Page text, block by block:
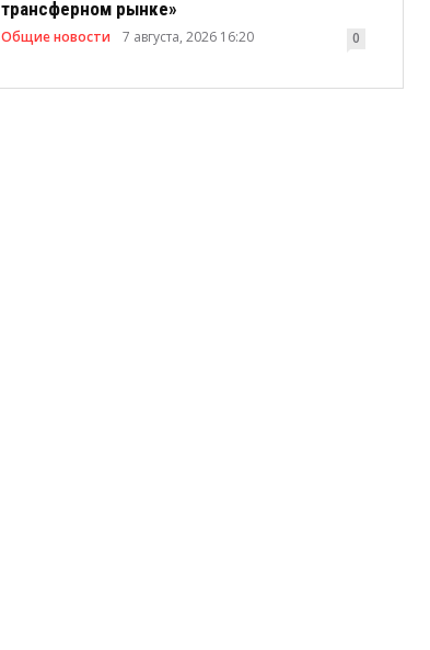
трансферном рынке»
Общие новости 7 августа, 2026 16:20 0